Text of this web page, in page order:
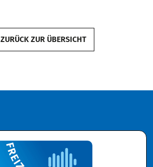
ZURÜCK ZUR ÜBERSICHT